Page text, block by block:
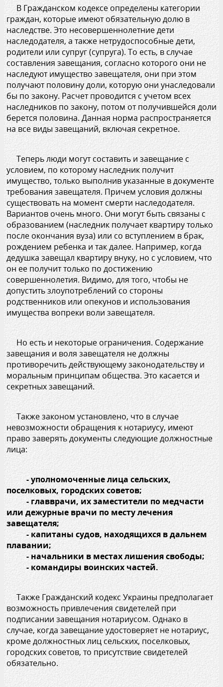
В Гражданском кодексе определены категории
граждан, которые имеют обязательную долю в
наследстве. Это несовершеннолетние дети
наследодателя, а также нетрудоспособные дети,
родители или супруг (супруга). То есть, в случае
составления завещания, согласно которого они не
наследуют имущество завещателя, они при этом
получают половину доли, которую они унаследовали
бы по закону. Расчет проводится с учетом всех
наследников по закону, потом от получившейся доли
берется половина. Данная норма распространяется
на все виды завещаний, включая секретное.
Теперь люди могут составить и завещание с
условием, по которому наследник получит
имущество, только выполнив указанные в документе
требования завещателя. Причем условия должны
существовать на момент смерти наследодателя.
Вариантов очень много. Они могут быть связаны с
образованием (наследник получает квартиру только
после окончания вуза) или со вступлением в брак,
рождением ребенка и так далее. Например, когда
дедушка завещал квартиру внуку, но с условием, что
он ее получит только по достижению
совершеннолетия. Видимо, для того, чтобы не
допустить злоупотреблений со стороны
родственников или опекунов и использования
имущества вопреки воли завещателя.
Но есть и некоторые ограничения. Содержание
завещания и воля завещателя не должны
противоречить действующему законодательству и
моральным принципам общества. Это касается и
секретных завещаний.
Также законом установлено, что в случае
невозможности обращения к нотариусу, имеют
право заверять документы следующие должностные
лица:
- уполномоченные лица сельских,
поселковых, городских советов;
- главврачи, их заместители по медчасти
или дежурные врачи по месту лечения
завещателя;
- капитаны судов, находящихся в дальнем
плавании;
- начальники в местах лишения свободы;
- командиры воинских частей.
Также Гражданский кодекс Украины предполагает
возможность привлечения свидетелей при
подписании завещания нотариусом. Однако в
случае, когда завещание удостоверяет не нотариус,
кроме должностных лиц сельских, поселковых,
городских советов, то присутствие свидетелей
обязательно.